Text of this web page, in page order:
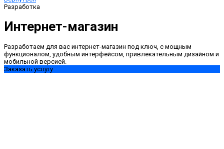
Разработка
Интернет-магазин
Разработаем для вас интернет-магазин под ключ, с мощным
функционалом, удобным интерфейсом, привлекательным дизайном и
мобильной версией.
Заказать услугу